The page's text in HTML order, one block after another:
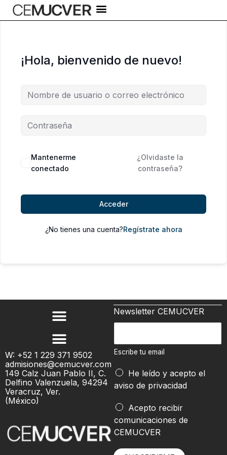
al
¡Hola, bienvenido de nuevo!
Alternative:
Mantenerme
conectado
¿Olvidaste la
contraseña?
Acceder
¿No tienes una cuenta?Regístrate ahora
W: +52 1 229 371 9502
admisiones@cemucver.com
149 Calz Juan Pablo II, C.
Delfino Valenzuela, 94294
Veracruz, Ver.
(México)
Newsletter CEMUCVER
c
i
b
e
u
e
m
Escribe tu email
He leído y acepto el
aviso de privacidad
t
e
a
Acepto recibir
comunicaciones de
CEMUCVER